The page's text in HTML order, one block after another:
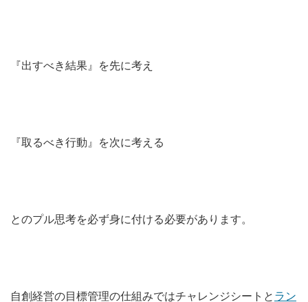
『出すべき結果』を先に考え
『取るべき行動』を次に考える
とのプル思考を必ず身に付ける必要があります。
自創経営の目標管理の仕組みではチャレンジシートと ラン